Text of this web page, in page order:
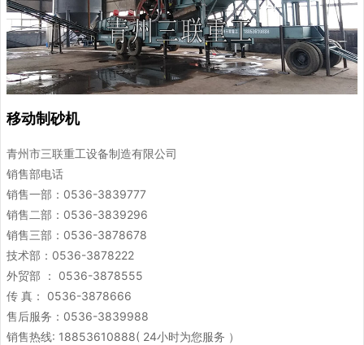
移动制砂机
青州市三联重工设备制造有限公司
销售部电话
销售一部：0536-3839777
销售二部：0536-3839296
销售三部：0536-3878678
技术部：0536-3878222
外贸部 ： 0536-3878555
传 真： 0536-3878666
售后服务：0536-3839988
销售热线: 18853610888( 24小时为您服务 ）